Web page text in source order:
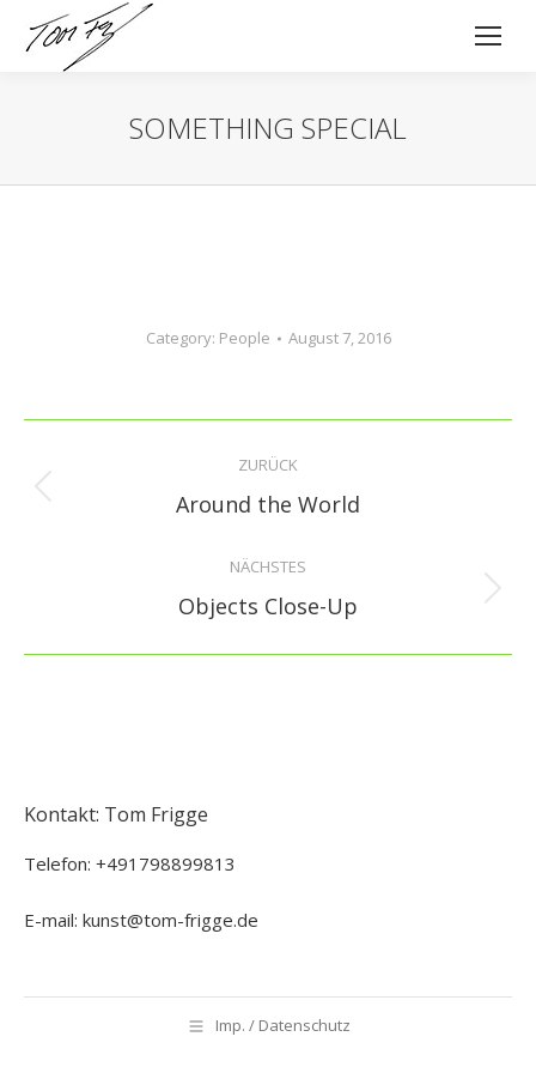
SOMETHING SPECIAL
Category: People August 7, 2016
Navigation
ZURÜCK
Vorheriges
Around the World
NÄCHSTES
Nächstes
Objects Close-Up
Kontakt: Tom Frigge
Telefon: +491798899813
E-mail: kunst@tom-frigge.de
Imp. / Datenschutz